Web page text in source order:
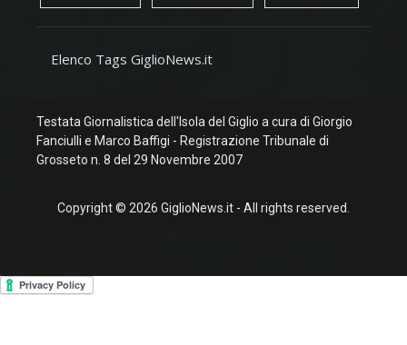
Elenco Tags GiglioNews.it
Testata Giornalistica dell'Isola del Giglio a cura di Giorgio
Fanciulli e Marco Baffigi - Registrazione Tribunale di
Grosseto n. 8 del 29 Novembre 2007
Copyright © 2026 GiglioNews.it - All rights reserved.